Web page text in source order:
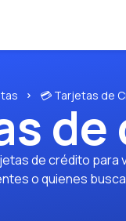
💳 Tarjetas de
de crédito para
o quienes